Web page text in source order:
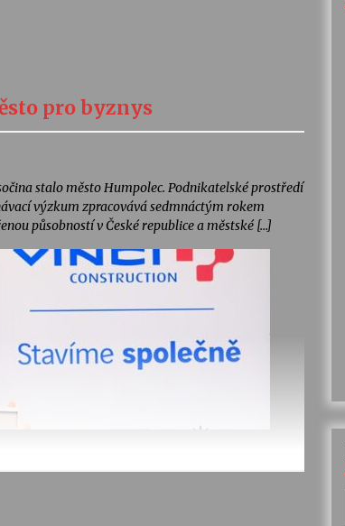
pro byznys
stalo město Humpolec. Podnikatelské prostředí
výzkum zpracovává sedmnáctým rokem
působností v České republice a městské […]